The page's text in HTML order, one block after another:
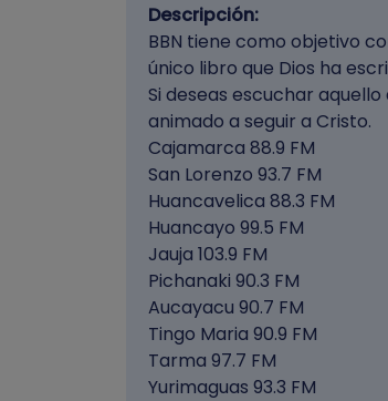
Descripción:
BBN tiene como objetivo
único libro que Dios ha
Si deseas escuchar
animado a seguir a Cristo.
Cajamarca 88.9 FM
San Lorenzo 93.7 FM
Huancavelica 88.3 FM
Huancayo 99.5 FM
Jauja 103.9 FM
Pichanaki 90.3 FM
Aucayacu 90.7 FM
Tingo Maria 90.9 FM
Tarma 97.7 FM
Yurimaguas 93.3 FM